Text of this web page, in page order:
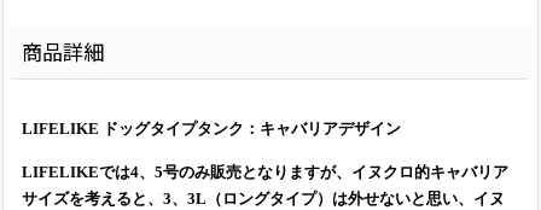
商品詳細
LIFELIKE ドッグタイプタンク：キャバリアデザイン
LIFELIKEでは4、5号のみ販売となりますが、イヌクロ的キャバリア
サイズを考えると、3、3L（ロングタイプ）は外せないと思い、イヌ